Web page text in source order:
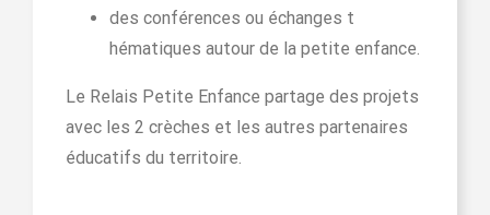
des conférences​ ou échanges t​
hématiques autour de la petite enfance.
Le Relais Petite Enfance partage des projets
avec les 2 crèches et les autres partenaires
éducatifs du territoire.